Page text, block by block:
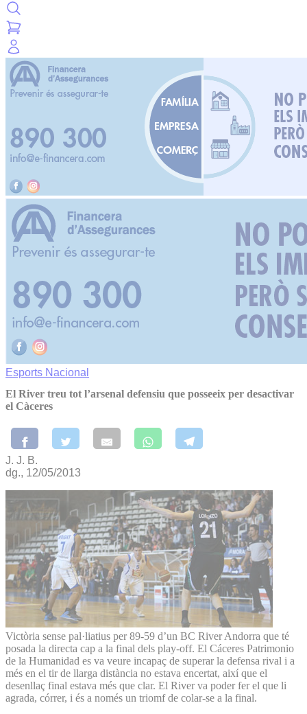
Esports Nacional
El River treu tot l’arsenal defensiu que posseeix per desactivar
el Càceres
J. J. B.
dg., 12/05/2013
Victòria sense pal·liatius per 89-59 d’un BC River Andorra que té
posada la directa cap a la final dels play-off. El Cáceres Patrimonio
de la Humanidad es va veure incapaç de superar la defensa rival i a
més en el tir de llarga distància no estava encertat, així que el
desenllaç final estava més que clar. El River va poder fer el que li
agrada, córrer, i és a només un triomf de colar-se a la final.